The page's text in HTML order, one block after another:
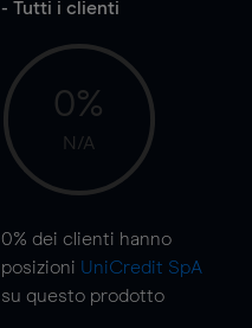
- Tutti i clienti
0%
N/A
0% dei clienti hanno
posizioni UniCredit SpA
su questo prodotto